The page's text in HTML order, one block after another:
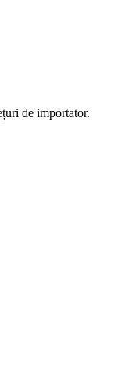
de importator.